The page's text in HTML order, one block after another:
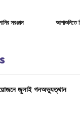
সরঞ্জাম
আশাশুনিতে
জুলাই গনঅভ্যুত্থান